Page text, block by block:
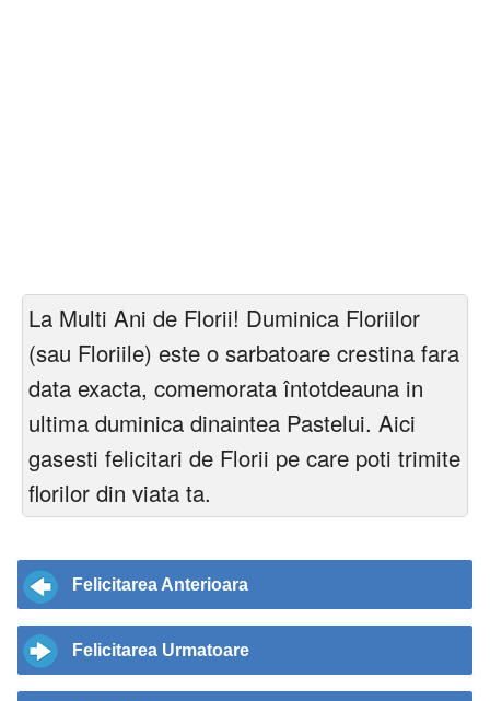
La Multi Ani de Florii! Duminica Floriilor
(sau Floriile) este o sarbatoare crestina fara
data exacta, comemorata întotdeauna in
ultima duminica dinaintea Pastelui. Aici
gasesti felicitari de Florii pe care poti trimite
florilor din viata ta.
Felicitarea Anterioara
Felicitarea Urmatoare